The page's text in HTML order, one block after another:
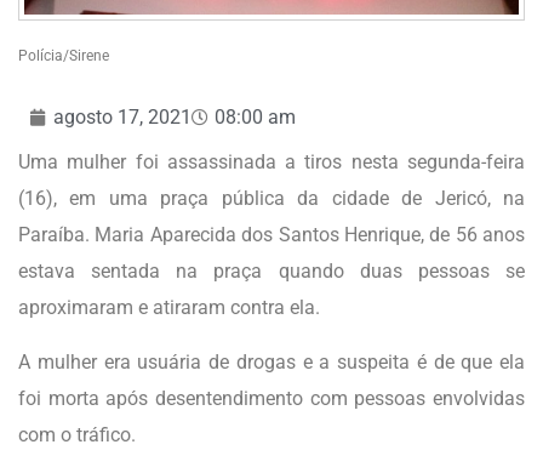
Polícia/Sirene
agosto 17, 2021
08:00 am
Uma mulher foi assassinada a tiros nesta segunda-feira
(16), em uma praça pública da cidade de Jericó, na
Paraíba. Maria Aparecida dos Santos Henrique, de 56 anos
estava sentada na praça quando duas pessoas se
aproximaram e atiraram contra ela.
A mulher era usuária de drogas e a suspeita é de que ela
foi morta após desentendimento com pessoas envolvidas
com o tráfico.